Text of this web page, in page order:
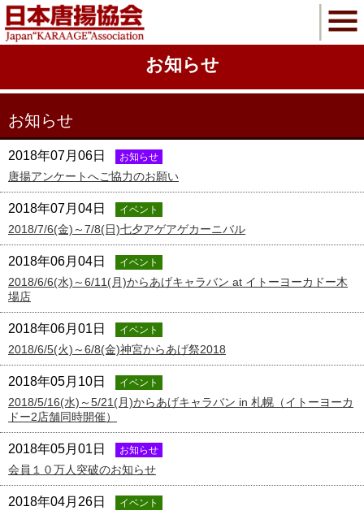
お知らせ
お知らせ
2018年07月06日 お知らせ
唐揚アンケートへご協力のお願い
2018年07月04日 イベント
2018/7/6(金)～7/8(日)七夕アゲアゲカーニバル
2018年06月04日 イベント
2018/6/6(水)～6/11(月)からあげキャラバン at イトーヨーカドー木
場店
2018年06月01日 イベント
2018/6/5(火)～6/8(金)神宮からあげ祭2018
2018年05月10日 イベント
2018/5/16(水)～5/21(月)からあげキャラバン in 札幌（イトーヨーカ
ドー2店舗同時開催）
2018年05月01日 お知らせ
会員１０万人突破のお知らせ
2018年04月26日 イベント